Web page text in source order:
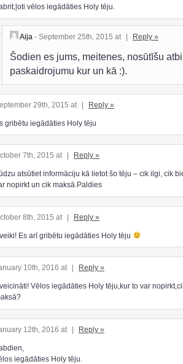
vēlos iegādāties Holy tēju.
Aija - September 25th, 2015 at Reply »
Šodien es jums, meitenes, nosūtīšu
paskaidrojumu kur un kā :).
29th, 2015 at | Reply »
gribētu iegādāties Holy tēju
7th, 2015 at Reply »
atsūtiet informāciju kā lietot šo tēju – cik ilgi, cik
nopirkt un cik maksā.Paldies
8th, 2015 at | Reply »
Es arī gribētu iegādāties Holy tēju
10th, 2016 at Reply »
Vēlos iegādāties Holy tēju,kur to var
12th, 2016 at | Reply »
iegādāties Holy tēju.